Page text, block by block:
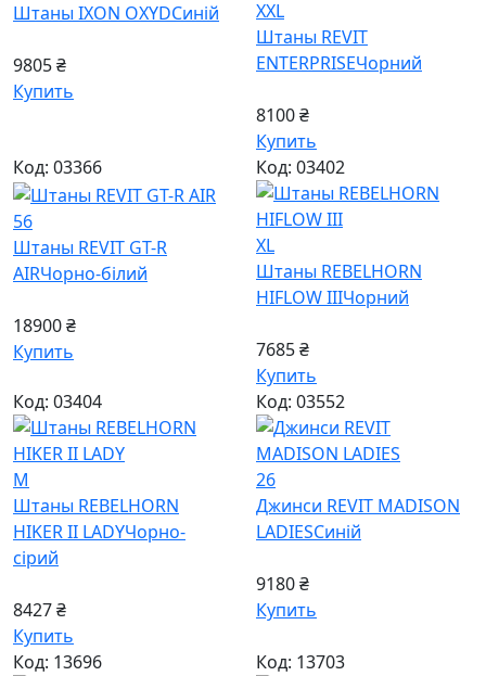
Штаны IXON OXYDСинiй
9805 ₴
Купить
XXL
Штаны REVIT
ENTERPRISEЧорний
8100 ₴
Купить
Код: 03366
56
Штаны REVIT GT-R
AIRЧорно-бiлий
18900 ₴
Купить
Код: 03402
XL
Штаны REBELHORN
HIFLOW IIIЧорний
7685 ₴
Купить
Код: 03404
M
Штаны REBELHORN
HIKER II LADYЧорно-
сiрий
8427 ₴
Купить
Код: 03552
26
Джинси REVIT MADISON
LADIESСинiй
9180 ₴
Купить
Код: 13696 Код: 13703